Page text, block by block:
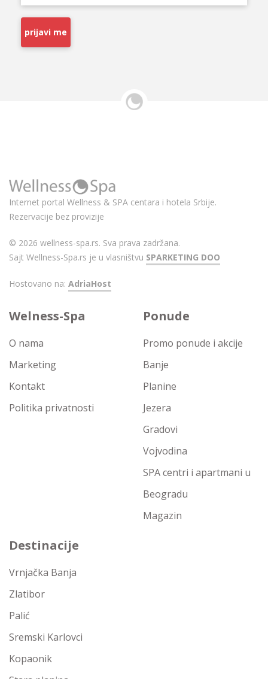
prijavi me
Internet portal Wellness & SPA centara i hotela Srbije.
Rezervacije bez provizije
© 2026 wellness-spa.rs. Sva prava zadržana.
Sajt Wellness-Spa.rs je u vlasništvu SPARKETING DOO
Hostovano na: AdriaHost
Welness-Spa
O nama
Marketing
Kontakt
Politika privatnosti
Ponude
Promo ponude i akcije
Banje
Planine
Jezera
Gradovi
Vojvodina
SPA centri i apartmani u
Beogradu
Magazin
Destinacije
Vrnjačka Banja
Zlatibor
Palić
Sremski Karlovci
Kopaonik